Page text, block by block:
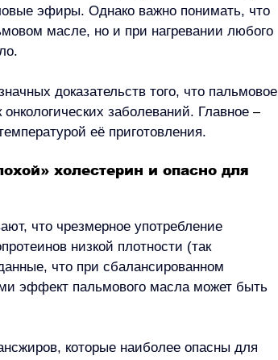
эфиры. Однако важно понимать, что
масле, но и при нагревании любого
доказательств того, что пальмовое
заболеваний. Главное –
её приготовления.
холестерин и опасно для
что чрезмерное употребление
низкой плотности (так
что при сбалансированном
эффект пальмового масла может быть
которые наиболее опасны для